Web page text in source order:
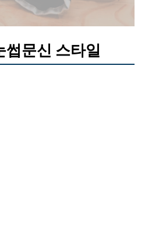
썹문신 스타일